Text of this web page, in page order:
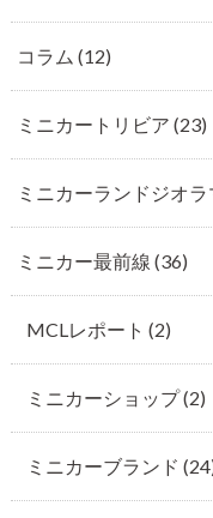
コラム (12)
ミニカートリビア (23)
ミニカーランドジオラ
ミニカー最前線 (36)
MCLレポート (2)
ミニカーショップ(2)
ミニカーブランド